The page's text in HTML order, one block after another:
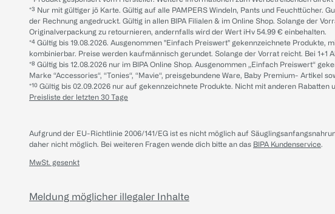
*³ Nur mit gültiger jö Karte. Gültig auf alle PAMPERS Windeln, Pants und
der Rechnung angedruckt. Gültig in allen BIPA Filialen & im Online Shop. Solange der
Originalverpackung zu retournieren, andernfalls wird der Wert iHv 54.99 € einbehalten.
*⁴ Gültig bis 19.08.2026. Ausgenommen "Einfach Preiswert" gekennzeichnete
kombinierbar. Preise werden kaufmännisch gerundet. Solange der Vorrat reicht. Bei 1+1
*⁸ Gültig bis 12.08.2026 nur im BIPA Online Shop. Ausgenommen „Einfach Preiswert“
Marke “Accessories“, “Tonies“, “Mavie“, preisgebundene Ware, Baby Premium-
*¹⁰ Gültig bis 02.09.2026 nur auf gekennzeichnete Produkte. Nicht mit anderen
Preisliste der letzten 30 Tage
Aufgrund der EU-Richtlinie 2006/141/EG ist es nicht möglich auf
daher nicht möglich. Bei weiteren Fragen wende dich bitte an das BIPA Kundenservice.
MwSt. gesenkt
Meldung möglicher illegaler Inhalte